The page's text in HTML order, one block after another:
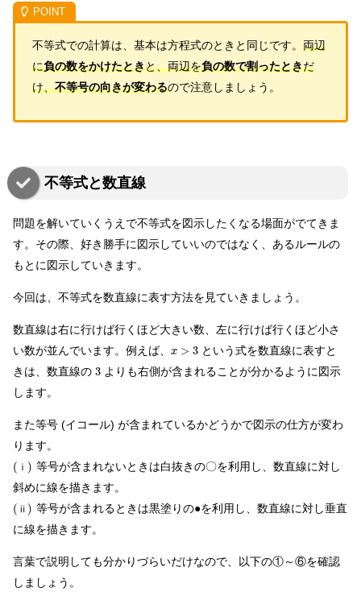
不等式での計算は、基本は方程式のときと同じです。 両辺
に負の数をかけたときと、両辺を負の数で割ったときだ
け、不等号の向きが変わるので注意しましょう。
不等式と数直線
問題を解いていくうえで不等式を図示したくなる場面がでてきま
す。その際、好き勝手に図示していいのではなく、あるルールの
もとに図示していきます。
今回は、不等式を数直線に表す方法を見ていきましょう。
数直線は右に行けば行くほど大きい数、左に行けば行くほど小さ
い数が並んでいます。例えば、
x > 3 という式を数直線に表すと
きは、数直線の 3 よりも右側が含まれることが分かるように図示
します。
また等号 (イコール) が含まれているかどうかで図示の仕方が変わ
ります。
( ⅰ ) 等号が含まれないときは白抜きの〇を利用し、数直線に対し
斜めに線を描きます。
( ⅱ ) 等号が含まれるときは黒塗りの●を利用し、数直線に対し垂直
に線を描きます。
言葉で説明しても分かりづらいだけなので、以下の①～⑥を確認
しましょう。